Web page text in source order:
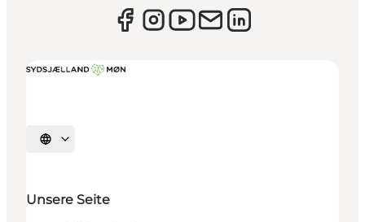
Sprache auswählen
Unsere Seite